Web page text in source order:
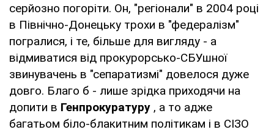
серйозно погоріти. Он, "регіонали" в 2004 році
в Північно-Донецьку трохи в "федералізм"
погралися, і те, більше для вигляду - а
відмиватися від прокурорсько-СБУшної
звинувачень в "сепаратизмі" довелося дуже
довго. Благо б - лише зрідка приходячи на
допити в Генпрокуратуру , а то адже
багатьом біло-блакитним політикам і в СІЗО